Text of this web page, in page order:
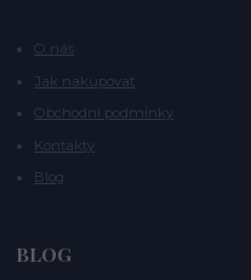
O nás
Jak nakupovat
Obchodní podmínky
Kontakty
Blog
BLOG